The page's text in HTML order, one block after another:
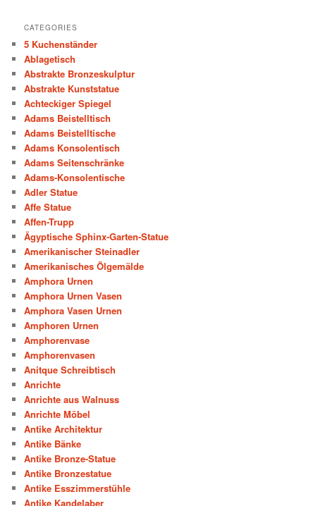
CATEGORIES
5 Kuchenständer
Ablagetisch
Abstrakte Bronzeskulptur
Abstrakte Kunststatue
Achteckiger Spiegel
Adams Beistelltisch
Adams Beistelltische
Adams Konsolentisch
Adams Seitenschränke
Adams-Konsolentische
Adler Statue
Affe Statue
Affen-Trupp
Ägyptische Sphinx-Garten-Statue
Amerikanischer Steinadler
Amerikanisches Ölgemälde
Amphora Urnen
Amphora Urnen Vasen
Amphora Vasen Urnen
Amphoren Urnen
Amphorenvase
Amphorenvasen
Anitque Schreibtisch
Anrichte
Anrichte aus Walnuss
Anrichte Möbel
Antike Architektur
Antike Bänke
Antike Bronze-Statue
Antike Bronzestatue
Antike Esszimmerstühle
Antike Kandelaber